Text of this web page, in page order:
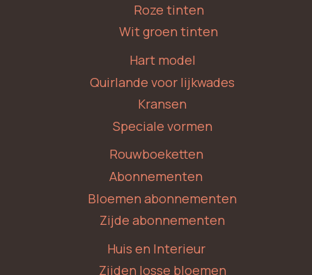
Roze tinten
Wit groen tinten
Hart model
Quirlande voor lijkwades
Kransen
Speciale vormen
Rouwboeketten
Abonnementen
Bloemen abonnementen
Zijde abonnementen
Huis en Interieur
Zijden losse bloemen